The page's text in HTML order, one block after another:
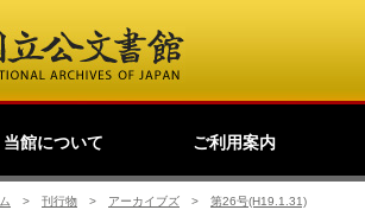
当館について
挨拶
理念
書館概要
・活動
歴史公文書等の移管か
ら利用まで
館主催見学会
調査・研究
研修・全国公文書館会
議
国際交流
ご利用案内
利用規則
閲覧室ご利用案内
写しの交付等のご案内
貸出しその他のご案内
取材のご案内
よくあるご質問
ショップ
友の会 デ
日
> 刊行物 > アーカイブズ > 第26号(H19.1.31)